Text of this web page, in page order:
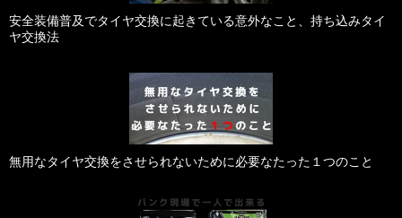
安全装備普及でタイヤ交換に起きている意外なこと、持ち込みタイ
ヤ交換法
無用なタイヤ交換をさせられないために必要なたった１つのこと